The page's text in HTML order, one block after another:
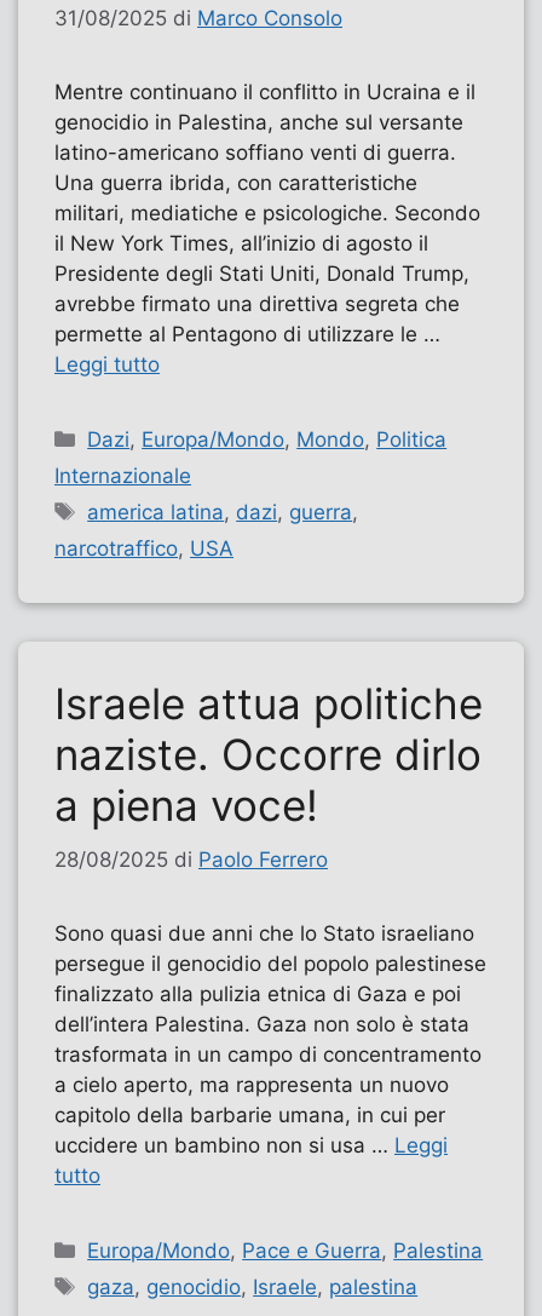
31/08/2025 di Marco Consolo
Mentre continuano il conflitto in Ucraina e il
genocidio in Palestina, anche sul versante
latino-americano soffiano venti di guerra.
Una guerra ibrida, con caratteristiche
militari, mediatiche e psicologiche. Secondo
il New York Times, all’inizio di agosto il
Presidente degli Stati Uniti, Donald Trump,
avrebbe firmato una direttiva segreta che
permette al Pentagono di utilizzare le …
Leggi tutto
Categorie
Dazi, Europa/Mondo, Mondo, Politica
Internazionale
Tag
america latina, dazi, guerra,
narcotraffico, USA
Israele attua politiche
naziste. Occorre dirlo
a piena voce!
28/08/2025 di Paolo Ferrero
Sono quasi due anni che lo Stato israeliano
persegue il genocidio del popolo palestinese
finalizzato alla pulizia etnica di Gaza e poi
dell’intera Palestina. Gaza non solo è stata
trasformata in un campo di concentramento
a cielo aperto, ma rappresenta un nuovo
capitolo della barbarie umana, in cui per
uccidere un bambino non si usa … Leggi
tutto
Categorie
Europa/Mondo, Pace e Guerra, Palestina
Tag
gaza, genocidio, Israele, palestina